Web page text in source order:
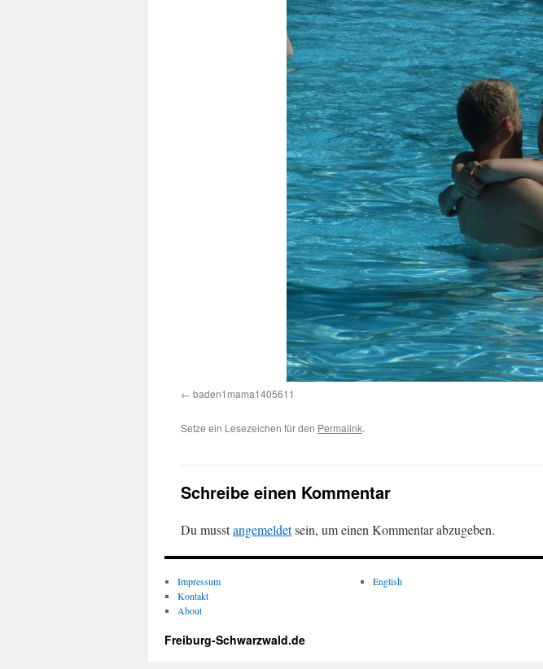
baden1mama1405611
Setze ein Lesezeichen für den Permalink.
Schreibe einen Kommentar
Du musstangemeldetsein, um einen Kommentar abzugeben.
Impressum
Kontakt
About
English
Freiburg-Schwarzwald.de